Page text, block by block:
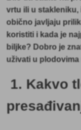
vrtu ili u stakleniku,
obično javljaju
koristiti i kada je
biljke? Dobro je
uživati u
1. Kakvo